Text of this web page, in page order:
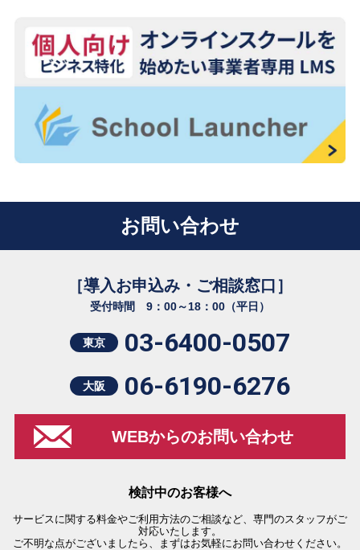
お問い合わせ
［導入お申込み・ご相談窓口］
受付時間 9：00～18：00（平日）
東京 03-6400-0507
大阪 06-6190-6276
WEBからのお問い合わせ
検討中のお客様へ
サービスに関する料金やご利用方法のご相談など、専門のスタッフがご
対応いたします。
ご不明な点がございましたら、まずはお気軽にお問い合わせください。